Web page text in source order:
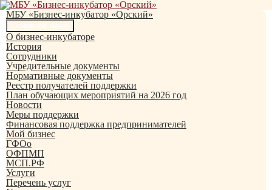
Перейти
содержимому
МБУ «Бизнес-инкубатор «Орский»
Поиск
О бизнес-инкубаторе
История
Сотрудники
Учредительные документы
Нормативные документы
Реестр получателей поддержки
План обучающих мероприятий на 2026 год
Новости
Меры поддержки
Финансовая поддержка предпринимателей
Мой бизнес
ГФОо
ОФПМП
МСП.РФ
Услуги
Перечень услуг